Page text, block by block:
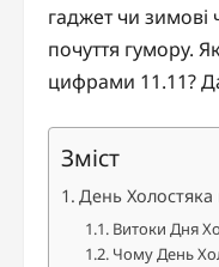
гаджет чи
почуття гумору.
цифрами 11.11?
Зміст
День Холостяка
Витоки Дня
Чому День